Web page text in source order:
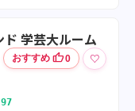
学芸大ルーム
おすすめ thumb_up0 ♡